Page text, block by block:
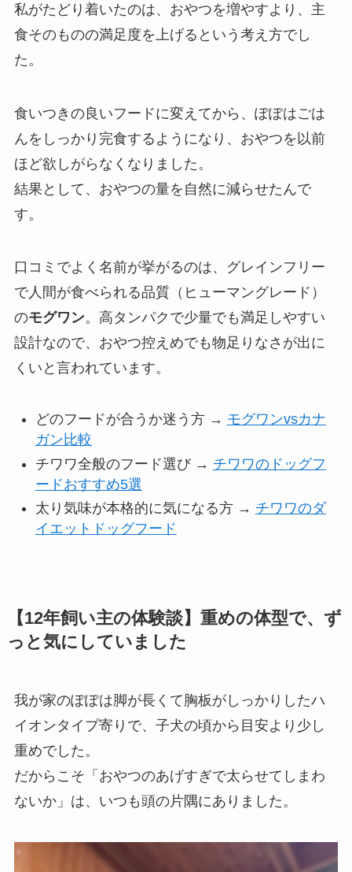
私がたどり着いたのは、おやつを増やすより、主
食そのものの満足度を上げるという考え方でし
た。
食いつきの良いフードに変えてから、ぽぽはごは
んをしっかり完食するようになり、おやつを以前
ほど欲しがらなくなりました。
結果として、おやつの量を自然に減らせたんで
す。
口コミでよく名前が挙がるのは、グレインフリー
で人間が食べられる品質（ヒューマングレード）
のモグワン。高タンパクで少量でも満足しやすい
設計なので、おやつ控えめでも物足りなさが出に
くいと言われています。
どのフードが合うか迷う方 → モグワンvsカナ
ガン比較
チワワ全般のフード選び → チワワのドッグフ
ードおすすめ5選
太り気味が本格的に気になる方 → チワワのダ
イエットドッグフード
【12年飼い主の体験談】重めの体型で、ず
っと気にしていました
我が家のぽぽは脚が長くて胸板がしっかりしたハ
イオンタイプ寄りで、子犬の頃から目安より少し
重めでした。
だからこそ「おやつのあげすぎで太らせてしまわ
ないか」は、いつも頭の片隅にありました。